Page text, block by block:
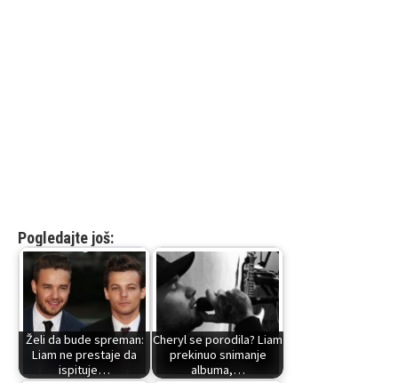
Pogledajte još:
Želi da bude spreman:
Liam ne prestaje da
ispituje…
Cheryl se porodila? Liam
prekinuo snimanje
albuma,…